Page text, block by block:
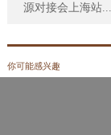
源对接会上海站...
你可能感兴趣